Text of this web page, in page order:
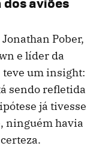
Pober,
e líder da
teve um insight:
sendo refletida
já tivesse
ninguém havia